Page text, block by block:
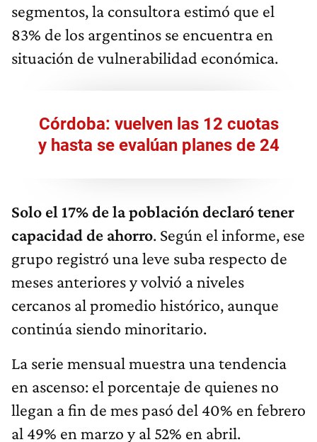
segmentos, la consultora estimó que el
83% de los argentinos se encuentra en
situación de vulnerabilidad económica.
Córdoba: vuelven las 12 cuotas
y hasta se evalúan planes de 24
Solo el 17% de la población declaró tener
capacidad de ahorro. Según el informe, ese
grupo registró una leve suba respecto de
meses anteriores y volvió a niveles
cercanos al promedio histórico, aunque
continúa siendo minoritario.
La serie mensual muestra una tendencia
en ascenso: el porcentaje de quienes no
llegan a fin de mes pasó del 40% en febrero
al 49% en marzo y al 52% en abril.